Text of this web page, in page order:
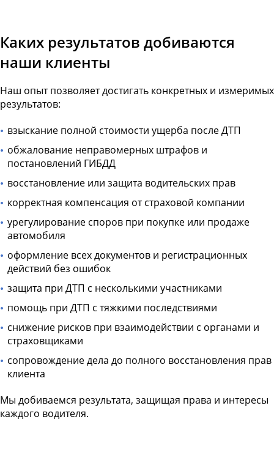
Каких результатов добиваются
наши клиенты
Наш опыт позволяет достигать конкретных и измеримых
результатов:
взыскание полной стоимости ущерба после ДТП
обжалование неправомерных штрафов и
постановлений ГИБДД
восстановление или защита водительских прав
корректная компенсация от страховой компании
урегулирование споров при покупке или продаже
автомобиля
оформление всех документов и регистрационных
действий без ошибок
защита при ДТП с несколькими участниками
помощь при ДТП с тяжкими последствиями
снижение рисков при взаимодействии с органами и
страховщиками
сопровождение дела до полного восстановления прав
клиента
Мы добиваемся результата, защищая права и интересы
каждого водителя.